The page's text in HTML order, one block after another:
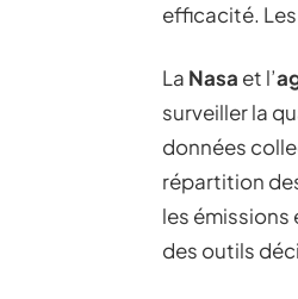
efficacité.
La Nasa et l’
surveiller la
données
répartition
les
des outils